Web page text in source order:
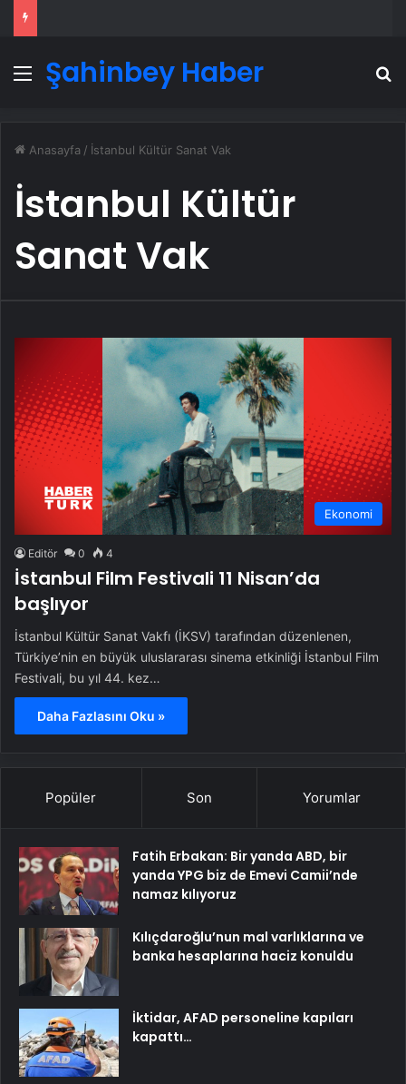
Menü
Şahinbey Haber
Anasayfa / İstanbul Kültür Sanat Vak
İstanbul Kültür
Sanat Vak
Ekonomi
Editör 0 4
İstanbul Film Festivali 11 Nisan’da
başlıyor
İstanbul Kültür Sanat Vakfı (İKSV) tarafından düzenlenen,
Türkiye’nin en büyük uluslararası sinema etkinliği İstanbul Film
Festivali, bu yıl 44. kez…
Daha Fazlasını Oku »
Popüler Son Yorumlar
Fatih Erbakan: Bir yanda ABD, bir
yanda YPG biz de Emevi Camii’nde
namaz kılıyoruz
Kılıçdaroğlu’nun mal varlıklarına ve
banka hesaplarına haciz konuldu
İktidar, AFAD personeline kapıları
kapattı…